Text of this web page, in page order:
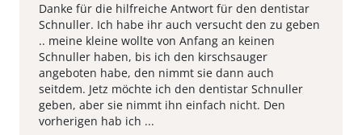
Danke für die hilfreiche Antwort für den dentistar
Schnuller. Ich habe ihr auch versucht den zu geben
.. meine kleine wollte von Anfang an keinen
Schnuller haben, bis ich den kirschsauger
angeboten habe, den nimmt sie dann auch
seitdem. Jetz möchte ich den dentistar Schnuller
geben, aber sie nimmt ihn einfach nicht. Den
vorherigen hab ich ...